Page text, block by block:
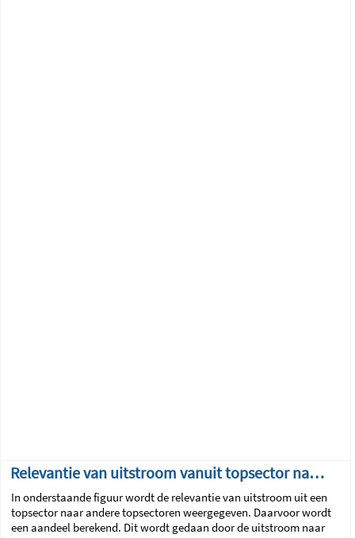
Relevantie van uitstroom vanuit topsector naar andere topsectoren
In onderstaande figuur wordt de relevantie van uitstroom uit een
topsector naar andere topsectoren weergegeven. Daarvoor wordt
een aandeel berekend. Dit wordt gedaan door de uitstroom naar